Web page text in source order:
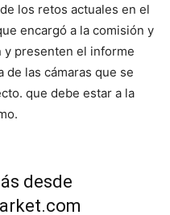
los retos actuales en el
encargó a la comisión y
y presenten el informe
de las cámaras que se
que debe estar a la
desde